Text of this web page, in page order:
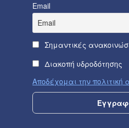
Email
Σημαντικές
Διακοπή υδροδότησης
Αποδέχομαι την πολιτική